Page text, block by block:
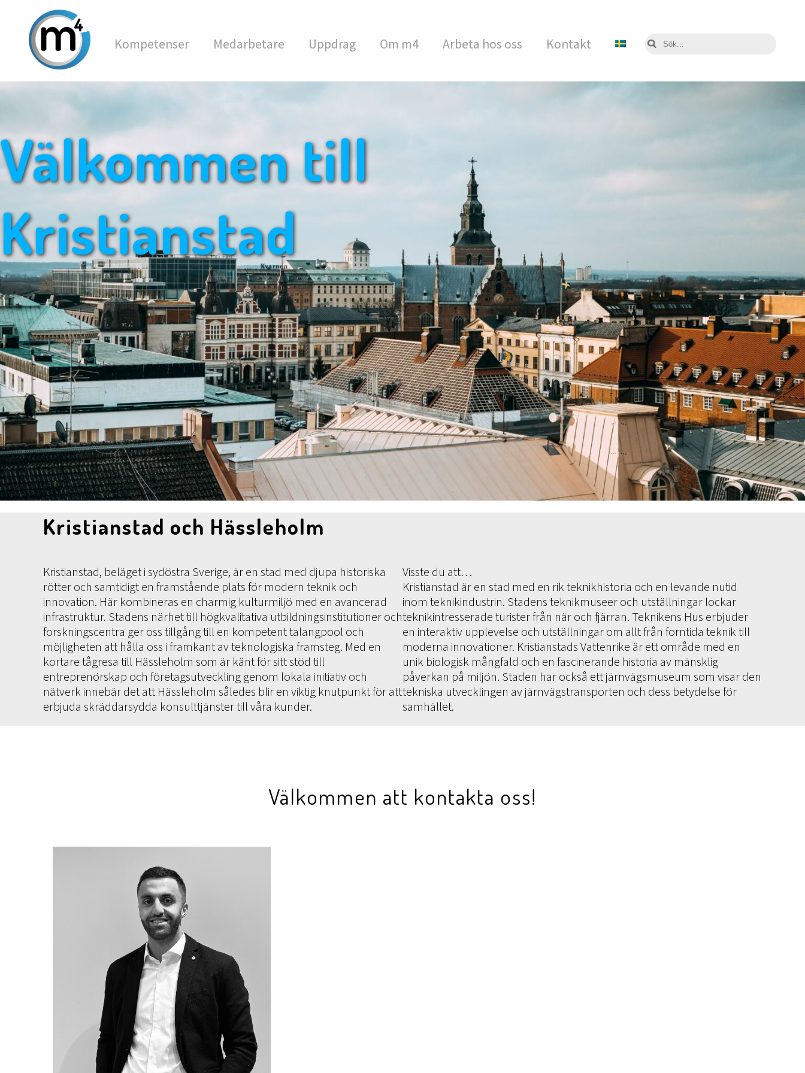
Kompetenser Medarbetare Uppdrag Om m4 Arbeta hos oss Kontakt
Välkommen till
Kristianstad
Kristianstad och Hässleholm
Kristianstad, beläget i sydöstra Sverige, är en stad med djupa historiska
rötter och samtidigt en framstående plats för modern teknik och
innovation. Här kombineras en charmig kulturmiljö med en avancerad
infrastruktur. Stadens närhet till högkvalitativa utbildningsinstitutioner och
forskningscentra ger oss tillgång till en kompetent talangpool och
möjligheten att hålla oss i framkant av teknologiska framsteg. Med en
kortare tågresa till Hässleholm som är känt för sitt stöd till
entreprenörskap och företagsutveckling genom lokala initiativ och
nätverk innebär det att Hässleholm således blir en viktig knutpunkt för att
erbjuda skräddarsydda konsulttjänster till våra kunder.
Visste du att…
Kristianstad är en stad med en rik teknikhistoria och en levande nutid
inom teknikindustrin. Stadens teknikmuseer och utställningar lockar
teknikintresserade turister från när och fjärran. Teknikens Hus erbjuder
en interaktiv upplevelse och utställningar om allt från forntida teknik till
moderna innovationer. Kristianstads Vattenrike är ett område med en
unik biologisk mångfald och en fascinerande historia av mänsklig
påverkan på miljön. Staden har också ett järnvägsmuseum som visar den
tekniska utvecklingen av järnvägstransporten och dess betydelse för
samhället.
Välkommen att kontakta oss!